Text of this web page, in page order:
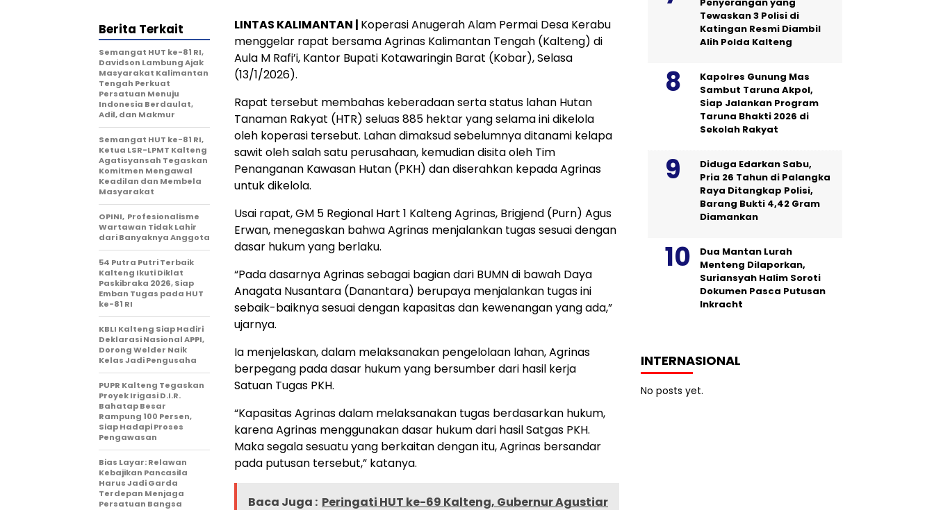
LINTAS KALIMANTAN | Koperasi Anugerah Alam Permai Desa Kerabu
menggelar rapat bersama Agrinas Kalimantan Tengah (Kalteng) di
Aula M Rafi’i, Kantor Bupati Kotawaringin Barat (Kobar), Selasa
(13/1/2026).
Rapat tersebut membahas keberadaan serta status lahan Hutan
Tanaman Rakyat (HTR) seluas 885 hektar yang selama ini dikelola
oleh koperasi tersebut. Lahan dimaksud sebelumnya ditanami kelapa
sawit oleh salah satu perusahaan, kemudian disita oleh Tim
Penanganan Kawasan Hutan (PKH) dan diserahkan kepada Agrinas
untuk dikelola.
Usai rapat, GM 5 Regional Hart 1 Kalteng Agrinas, Brigjend (Purn) Agus
Erwan, menegaskan bahwa Agrinas menjalankan tugas sesuai dengan
dasar hukum yang berlaku.
“Pada dasarnya Agrinas sebagai bagian dari BUMN di bawah Daya
Anagata Nusantara (Danantara) berupaya menjalankan tugas ini
sebaik-baiknya sesuai dengan kapasitas dan kewenangan yang ada,”
ujarnya.
Ia menjelaskan, dalam melaksanakan pengelolaan lahan, Agrinas
berpegang pada dasar hukum yang bersumber dari hasil kerja
Satuan Tugas PKH.
“Kapasitas Agrinas dalam melaksanakan tugas berdasarkan hukum,
karena Agrinas menggunakan dasar hukum dari hasil Satgas PKH.
Maka segala sesuatu yang berkaitan dengan itu, Agrinas bersandar
pada putusan tersebut,” katanya.
Baca Juga : Peringati HUT ke-69 Kalteng, Gubernur Agustiar
Berita Terkait
Semangat HUT ke-81 RI,
Davidson Lambung Ajak
Masyarakat Kalimantan
Tengah Perkuat
Persatuan Menuju
Indonesia Berdaulat,
Adil, dan Makmur
Semangat HUT ke-81 RI,
Ketua LSR-LPMT Kalteng
Agatisyansah Tegaskan
Komitmen Mengawal
Keadilan dan Membela
Masyarakat
OPINI, Profesionalisme
Wartawan Tidak Lahir
dari Banyaknya Anggota
54 Putra Putri Terbaik
Kalteng Ikuti Diklat
Paskibraka 2026, Siap
Emban Tugas pada HUT
ke-81 RI
KBLI Kalteng Siap Hadiri
Deklarasi Nasional APPI,
Dorong Welder Naik
Kelas Jadi Pengusaha
PUPR Kalteng Tegaskan
Proyek Irigasi D.I.R.
Bahatap Besar
Rampung 100 Persen,
Siap Hadapi Proses
Pengawasan
Bias Layar: Relawan
Kebajikan Pancasila
Harus Jadi Garda
Terdepan Menjaga
Persatuan Bangsa
Tewaskan 3 Polisi di
Katingan Resmi Diambil
Alih Polda Kalteng
Kapolres Gunung Mas
Sambut Taruna Akpol,
Siap Jalankan Program
Taruna Bhakti 2026 di
Sekolah Rakyat
Diduga Edarkan Sabu,
Pria 26 Tahun di Palangka
Raya Ditangkap Polisi,
Barang Bukti 4,42 Gram
Diamankan
Dua Mantan Lurah
Menteng Dilaporkan,
Suriansyah Halim Soroti
Dokumen Pasca Putusan
Inkracht
INTERNASIONAL
No posts yet.